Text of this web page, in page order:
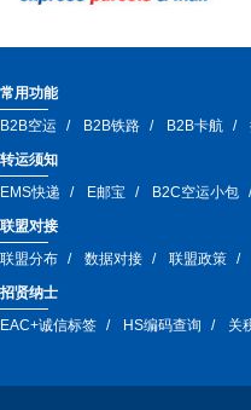
常用功能
B2B空运
B2B铁路 B2B卡航
转运须知
EMS快递
E邮宝 B2C空运小包
联盟对接
联盟分布
数据对接 联盟政策
招贤纳士
EAC+诚信标签
HS编码查询 关